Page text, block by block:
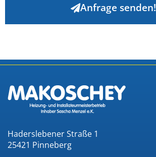
Anfrage senden!
Haderslebener Straße 1
25421 Pinneberg